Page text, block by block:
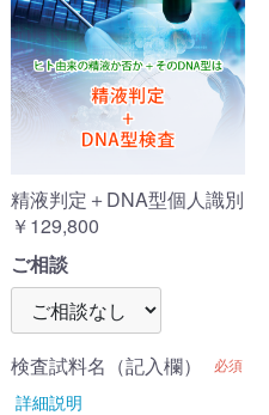
精液判定＋DNA型個人識別
￥129,800
ご相談
検査試料名（記入欄） 必須
詳細説明